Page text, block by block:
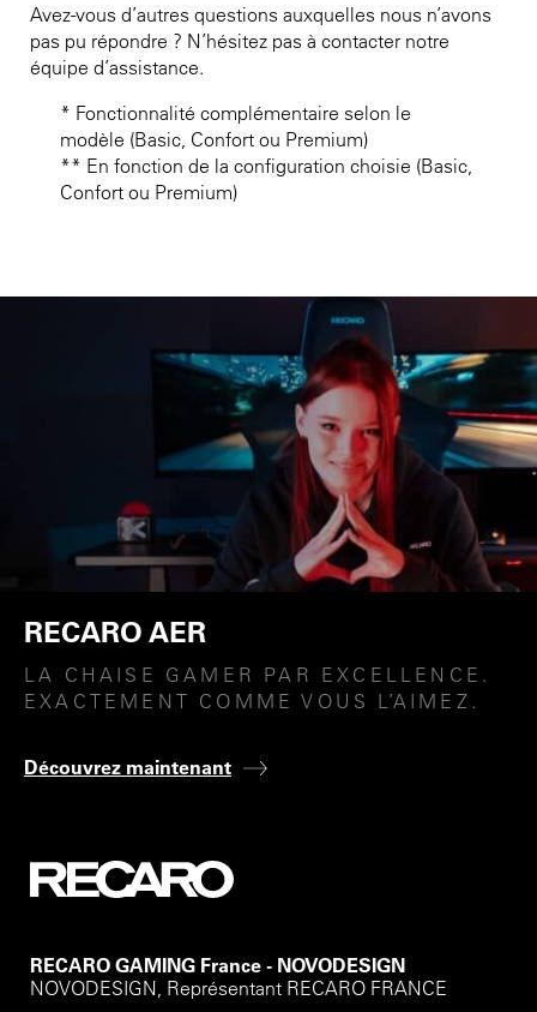
Avez-vous d’autres questions auxquelles nous n’avons
pas pu répondre ? N’hésitez pas à contacter notre
équipe d’assistance.
* Fonctionnalité complémentaire selon le
modèle (Basic, Confort ou Premium)
** En fonction de la configuration choisie (Basic,
Confort ou Premium)
RECARO AER
LA CHAISE GAMER PAR EXCELLENCE.
EXACTEMENT COMME VOUS L’AIMEZ.
Découvrez maintenant
RECARO GAMING France - NOVODESIGN
NOVODESIGN, Représentant RECARO FRANCE